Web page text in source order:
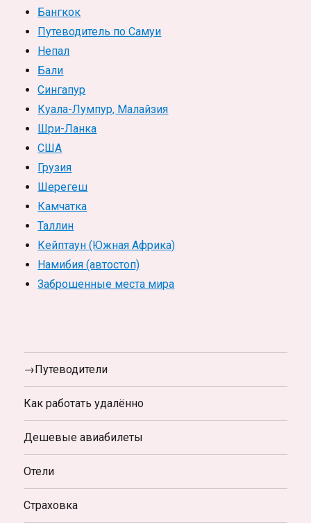
Бангкок
Путеводитель по Самуи
Непал
Бали
Сингапур
Куала-Лумпур, Малайзия
Шри-Ланка
США
Грузия
Шерегеш
Камчатка
Таллин
Кейптаун (Южная Африка)
Намибия (автостоп)
Заброшенные места мира
→Путеводители
Как работать удалённо
Дешевые авиабилеты
Отели
Страховка